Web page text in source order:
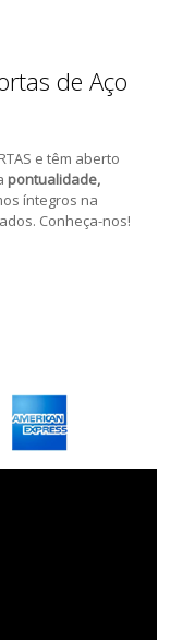
de Aço
e têm aberto
pontualidade,
íntegros na
Conheça-nos!